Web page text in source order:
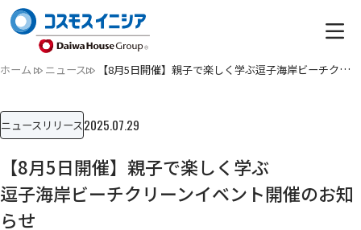
ホーム ニュース 【8月5日開催】親子で楽しく学ぶ逗子海岸ビーチクリーンイベン…
ニュースリリース2025.07.29
【8月5日開催】親子で楽しく学ぶ
逗子海岸ビーチクリーンイベント開催のお知
らせ